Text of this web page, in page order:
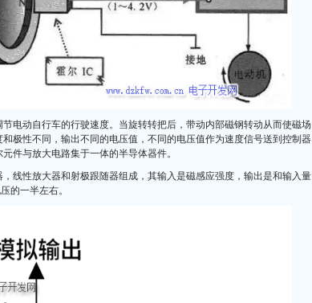
电动自行车的行驶速度。当旋转转把后，带动内部磁钢转动从而使磁场
极性不同，输出不同的电压值，不同的电压值作为速度信号送到控制器
件与放大电路集于一体的半导体器件。
线性放大器和射极跟随器组成，其输入是磁感应强度，输出是和输入量
的一半左右。